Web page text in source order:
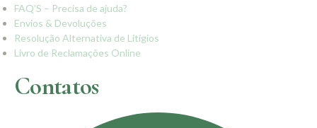
FAQ’S – Precisa de ajuda?
Envios & Devoluções
Resolução Alternativa de Litígios
Livro de Reclamações Online
Contatos